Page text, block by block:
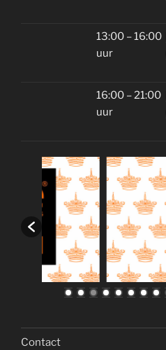
13:00 – 16:00
uur
16:00 – 21:00
uur
Contact